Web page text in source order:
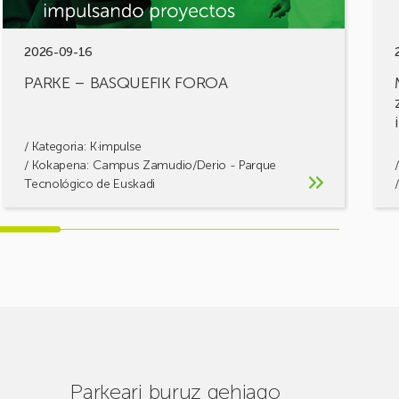
2026-09-16
PARKE – BASQUEFIK FOROA
/ Kategoria: K·impulse
/ Kokapena: Campus Zamudio/Derio - Parque
Tecnológico de Euskadi
Parkeari buruz gehiago